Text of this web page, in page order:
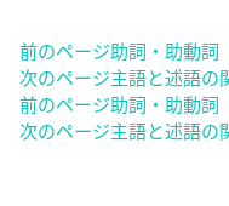
前のページ助詞・助動詞
次のページ主語と述語の
前のページ助詞・助動詞
次のページ主語と述語の